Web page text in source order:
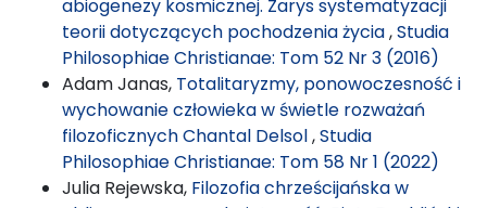
abiogenezy kosmicznej. Zarys systematyzacji
teorii dotyczących pochodzenia życia,Studia
Philosophiae Christianae: Tom 52 Nr 3 (2016)
Adam Janas, Totalitaryzmy, ponowoczesność i
wychowanie człowieka w świetle rozważań
filozoficznych Chantal Delsol,Studia
Philosophiae Christianae: Tom 58 Nr 1 (2022)
Julia Rejewska, Filozofia chrześcijańska w